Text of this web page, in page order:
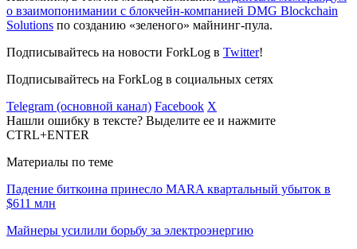
о взаимопонимании с блокчейн-компанией DMG Blockchain
Solutions по созданию «зеленого» майнинг-пула.
Подписывайтесь на новости ForkLog в Twitter!
Подписывайтесь на ForkLog в социальных сетях
Telegram (основной канал) Facebook X
Нашли ошибку в тексте? Выделите ее и нажмите
CTRL+ENTER
Материалы по теме
Падение биткоина принесло MARA квартальный убыток в
$611 млн
Майнеры усилили борьбу за электроэнергию